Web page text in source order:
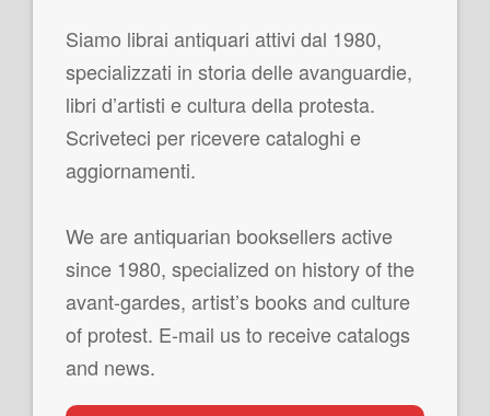
Siamo librai antiquari attivi dal 1980,
specializzati in storia delle avanguardie,
libri d’artisti e cultura della protesta.
Scriveteci per ricevere cataloghi e
aggiornamenti.
We are antiquarian booksellers active
since 1980, specialized on history of the
avant-gardes, artist’s books and culture
of protest. E-mail us to receive catalogs
and news.